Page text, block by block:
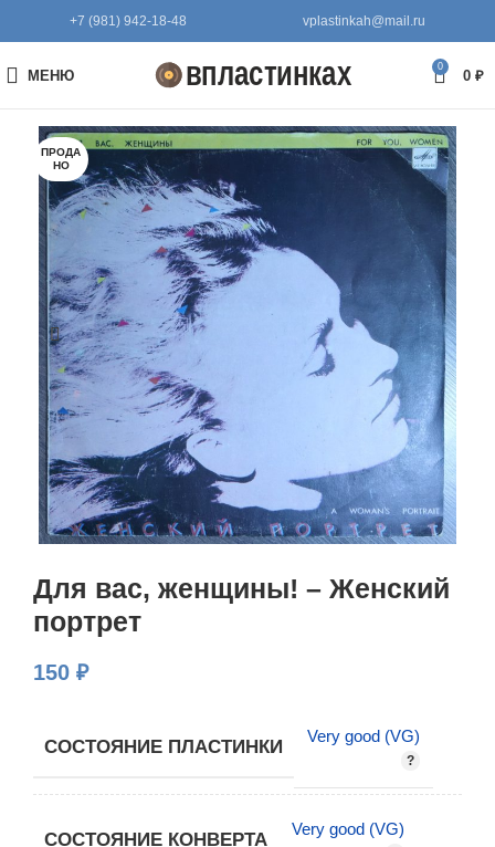
+7 (981) 942-18-48 vplastinkah@mail.ru
МЕНЮ
0
0 ₽
ПРОДА
НО
Для вас, женщины! – Женский
портрет
150 ₽
СОСТОЯНИЕ ПЛАСТИНКИ
Very good (VG)
СОСТОЯНИЕ КОНВЕРТА
Very good (VG)